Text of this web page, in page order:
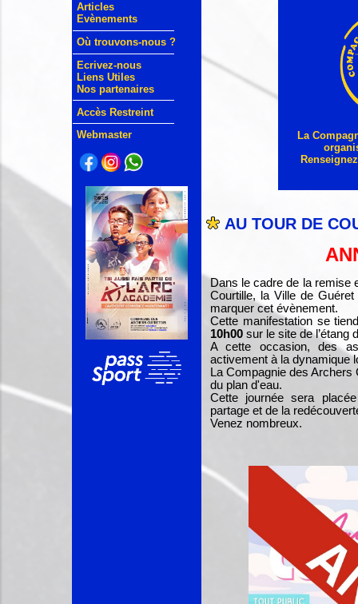
Articles
Evènements
Où trouvons-nous ?
Ecrivez-nous
Liens Utiles
Nos partenaires
Accès Restreint
Webmaster
La
AU TOUR DE
Dans le cadre de la remise
Courtille, la Ville de
marquer cet évènement.
Cette manifestation se
10h00 sur le site de l’étang
A cette occasion, des
activement à la dynamique
La Compagnie des
du plan d'eau.
Cette journée sera
partage et de la
Venez nombreux.